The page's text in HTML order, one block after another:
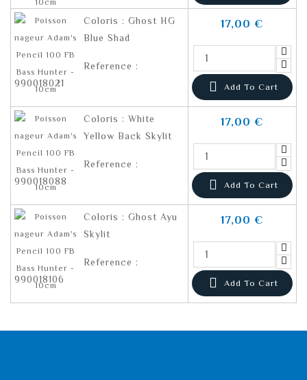
Coloris : Ghost HG
Blue Shad
Reference :
990018021
17,00 €
 Add To Cart
Coloris : White
Yellow Back Skylit
Reference :
990018088
17,00 €
 Add To Cart
Coloris : Ghost Ayu
Skylit
Reference :
990018106
17,00 €
 Add To Cart